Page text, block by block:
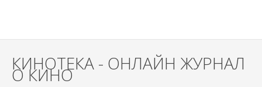
КИНОТЕКА - ОНЛАЙН ЖУРНАЛ
О КИНО